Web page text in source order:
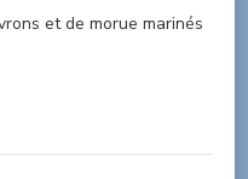
et de morue marinés